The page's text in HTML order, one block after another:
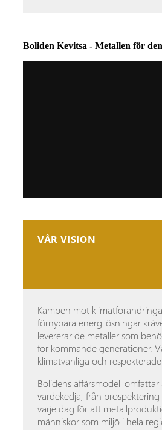
Boliden Kevitsa - Metallen för
VÅR VISION
Kampen mot
förnybara energilösningar
levererar de metaller som
för kommande generationer.
klimatvänliga och
Bolidens affärsmodell
värdekedja, från
varje dag för att
människor som miljö i hela